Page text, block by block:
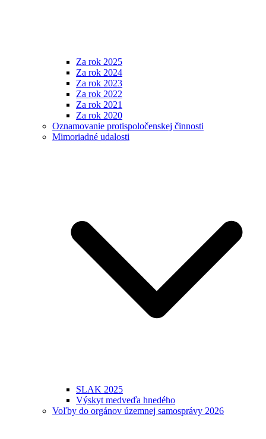
Za rok 2025
Za rok 2024
Za rok 2023
Za rok 2022
Za rok 2021
Za rok 2020
Oznamovanie protispoločenskej činnosti
Mimoriadné udalosti
SLAK 2025
Výskyt medveďa hnedého
Voľby do orgánov územnej samosprávy 2026